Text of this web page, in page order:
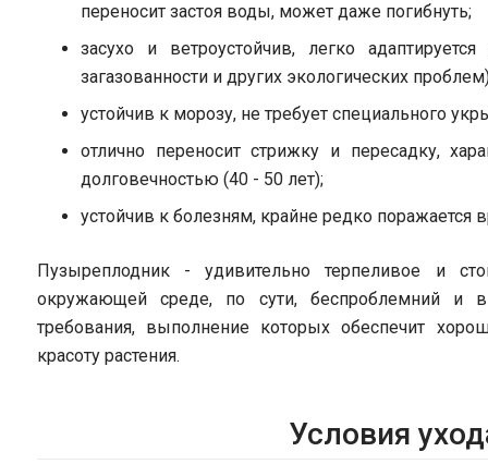
переносит застоя воды, может даже погибнуть;
засухо и ветроустойчив, легко
загазованности и других экологических
устойчив к морозу, не требует специального
отлично переносит стрижку и пересадку,
долговечностью (40 - 50 лет);
устойчив к болезням, крайне редко поражается
Пузыреплодник - удивительно терпеливое и
окружающей среде, по сути, беспроблемний и
требования, выполнение которых обеспечит
красоту растения.
Условия